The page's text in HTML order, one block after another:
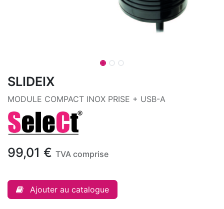
SLIDEIX
MODULE COMPACT INOX PRISE + USB-A
99,01 € TVA comprise
Ajouter au catalogue